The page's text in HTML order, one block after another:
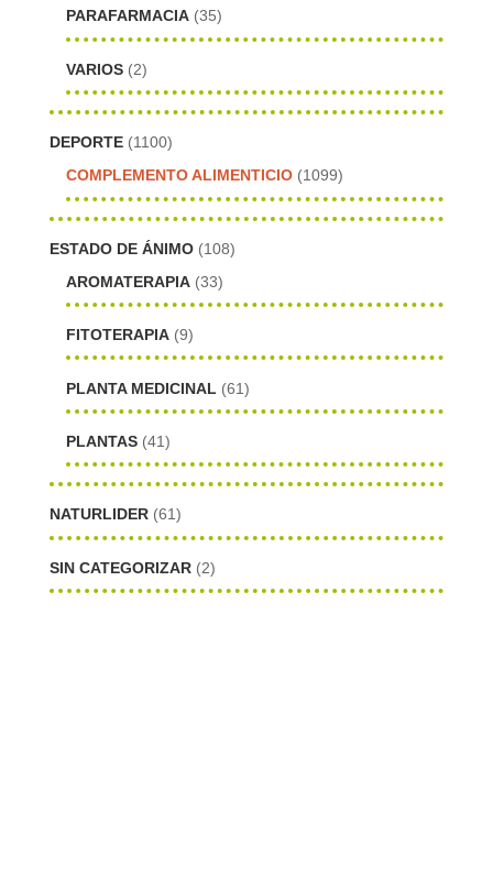
PARAFARMACIA (35)
VARIOS (2)
DEPORTE (1100)
COMPLEMENTO ALIMENTICIO (1099)
ESTADO DE ÁNIMO (108)
AROMATERAPIA (33)
FITOTERAPIA (9)
PLANTA MEDICINAL (61)
PLANTAS (41)
NATURLIDER (61)
SIN CATEGORIZAR (2)